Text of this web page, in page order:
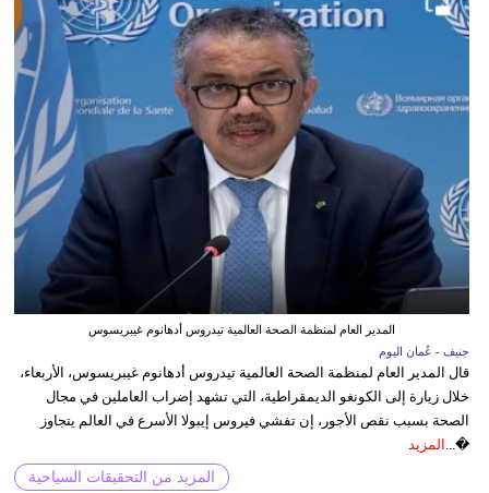
المدير العام لمنظمة الصحة العالمية تيدروس أدهانوم غيبريسوس
جنيف - عُمان اليوم
قال المدير العام لمنظمة الصحة العالمية تيدروس أدهانوم غيبريسوس، الأربعاء،
خلال زيارة إلى الكونغو الديمقراطية، التي تشهد إضراب العاملين في مجال
الصحة بسبب نقص الأجور، إن تفشي فيروس إيبولا الأسرع في العالم يتجاوز
�... المزيد
المزيد من التحقيقات السياحية